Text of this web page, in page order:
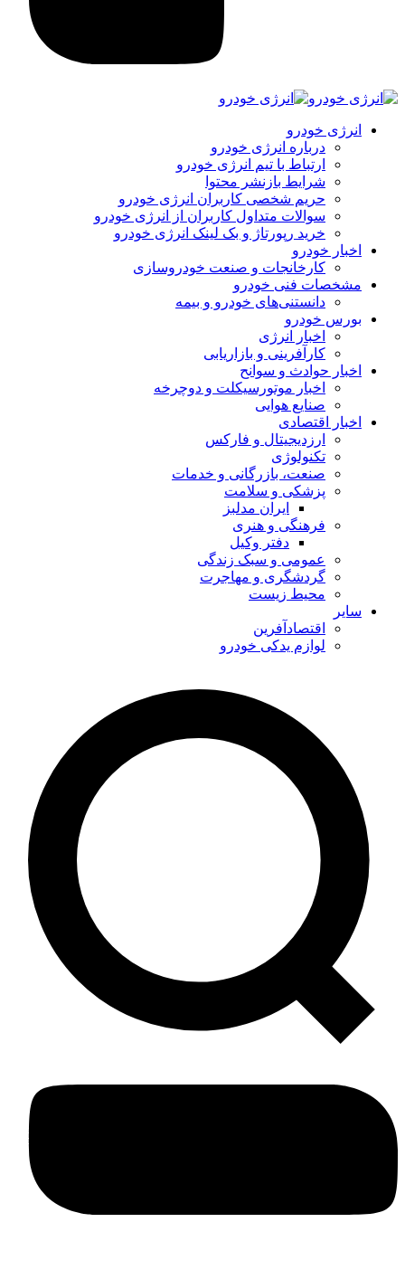
انرژی خودرو
درباره انرژی خودرو
ارتباط با تیم انرژی خودرو
شرایط بازنشر محتوا
حریم شخصی کاربران انرژی خودرو
سوالات متداول کاربران از انرژی خودرو
خرید رپورتاژ و بک لینک انرژی خودرو
اخبار خودرو
کارخانجات و صنعت خودروسازی
مشخصات فنی خودرو
دانستنی‌های خودرو و بیمه
بورس خودرو
اخبار انرژی
کارآفرینی و بازاریابی
اخبار حوادث و سوانح
اخبار موتورسیکلت و دوچرخه
صنایع هوایی
اخبار اقتصادی
ارزدیجیتال و فارکس
تکنولوژی
صنعت، بازرگانی و خدمات
پزشکی و سلامت
ایران مدلبز
فرهنگی و هنری
دفتر وکیل
عمومی و سبک زندگی
گردشگری و مهاجرت
محیط زیست
سایر
اقتصادآفرین
لوازم یدکی خودرو